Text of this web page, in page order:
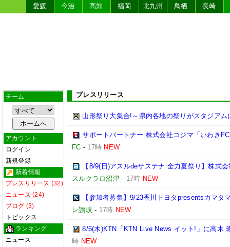
愛媛
今治 高知 福岡 北九州 鳥栖 長崎
チーム
アカウント
ログイン
新規登録
新着情報
プレスリリース (32)
ニュース (24)
ブログ (3)
トピックス
ランキング
ニュース
プレスリリース
山形祭り大集合!～県内各地の祭りがスタジアム
サポートパートナー 株式会社コジマ「いわき
FC - 17時 NEW
【8/9(日)アスルdeサステナ 全力夏祭り】株式
スルクラロ沼津- 17時 NEW
【参加者募集】9/23香川トヨタpresentsカマタ
レ讃岐 - 17時 NEW
8/6(木)KTN「KTN Live News イット!」に高木
時 NEW